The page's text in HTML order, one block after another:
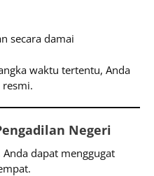
secara damai
waktu tertentu, Anda
Negeri
Anda dapat menggugat